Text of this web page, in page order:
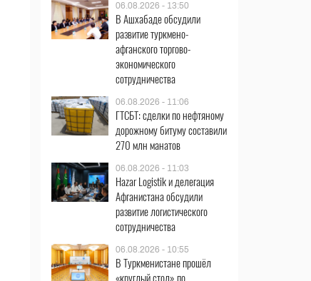
06.08.2026 - 13:50
В Ашхабаде обсудили
развитие туркмено-
афганского торгово-
экономического
сотрудничества
06.08.2026 - 11:06
ГТСБТ: сделки по нефтяному
дорожному битуму составили
270 млн манатов
06.08.2026 - 11:03
Hazar Logistik и делегация
Афганистана обсудили
развитие логистического
сотрудничества
06.08.2026 - 10:55
В Туркменистане прошёл
«круглый стол» по